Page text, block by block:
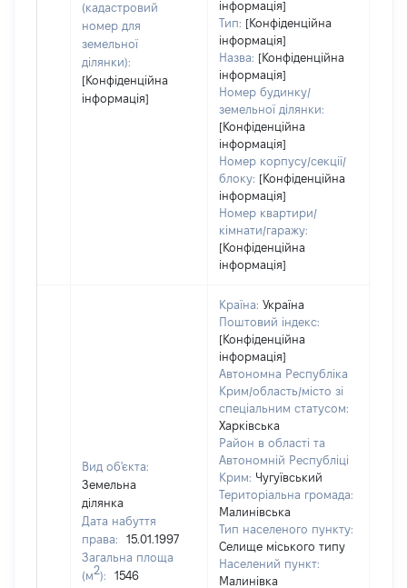
(кадастровий
номер для
земельної
ділянки):
[Конфіденційна
інформація]
інформація]
Тип: [Конфіденційна
інформація]
Назва: [Конфіденційна
інформація]
Номер будинку/
земельної ділянки:
[Конфіденційна
інформація]
Номер корпусу/секції/
блоку: [Конфіденційна
інформація]
Номер квартири/
кімнати/гаражу:
[Конфіденційна
інформація]
Вид об'єкта:
Земельна
ділянка
Дата набуття
права:
15.01.1997
Загальна площа
(м2):
1546
Країна: Україна
Поштовий індекс:
[Конфіденційна
інформація]
Автономна Республіка
Крим/область/місто зі
спеціальним статусом:
Харківська
Район в області та
Автономній Республіці
Крим: Чугуївський
Територіальна громада:
Малинівська
Тип населеного пункту:
Селище міського типу
Населений пункт:
Малинівка